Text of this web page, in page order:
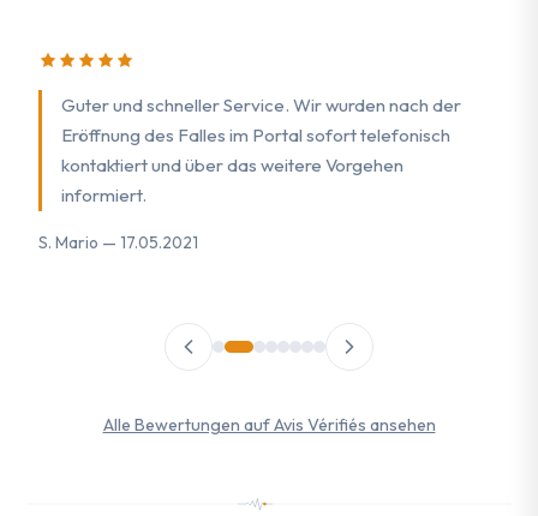
Guter und schneller Service. Wir wurden nach der
Eröffnung des Falles im Portal sofort telefonisch
kontaktiert und über das weitere Vorgehen
informiert.
S. Mario — 17.05.2021
Alle Bewertungen auf Avis Vérifiés ansehen